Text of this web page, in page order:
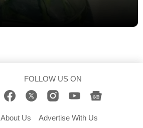
FOLLOW US ON
About Us Advertise With Us